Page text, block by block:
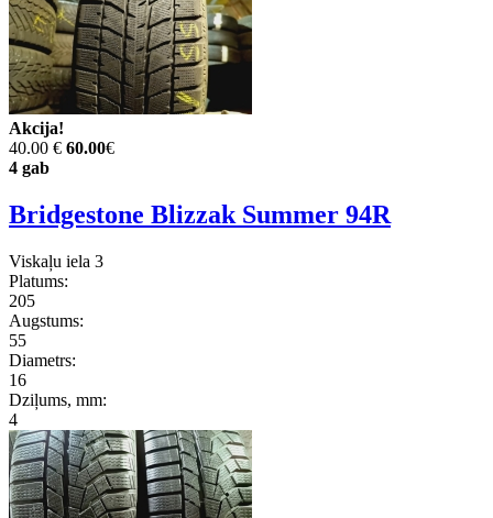
Akcija!
40.00 € 60.00€
4 gab
Bridgestone Blizzak Summer 94R
Viskaļu iela 3
Platums:
205
Augstums:
55
Diametrs:
16
Dziļums, mm:
4